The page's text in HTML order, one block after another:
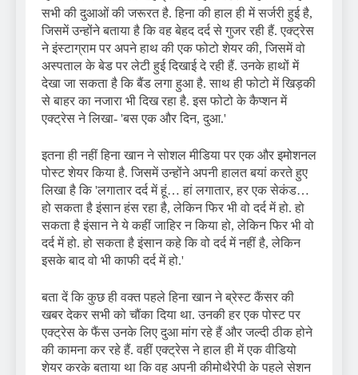
सभी की दुआओं की जरूरत है. हिना की हाल ही में सर्जरी हुई है,
जिसमें उन्होंने बताया है कि वह बेहद दर्द से गुजर रही हैं. एक्ट्रेस
ने इंस्टाग्राम पर अपने हाथ की एक फोटो शेयर की, जिसमें वो
अस्पताल के बेड पर लेटी हुई दिखाई दे रही हैं. उनके हाथों में
देखा जा सकता है कि बैंड लगा हुआ है. साथ ही फोटो में खिड़की
से बाहर का नजारा भी दिख रहा है. इस फोटो के कैप्शन में
एक्ट्रेस ने लिखा- 'बस एक और दिन, दुआ.'
इतना ही नहीं हिना खान ने सोशल मीडिया पर एक और इमोशनल
पोस्ट शेयर किया है. जिसमें उन्होंने अपनी हालत बयां करते हुए
लिखा है कि 'लगातार दर्द में हूं… हां लगातार, हर एक सेकंड…
हो सकता है इंसान हंस रहा है, लेकिन फिर भी वो दर्द में हो. हो
सकता है इंसान ने ये कहीं जाहिर न किया हो, लेकिन फिर भी वो
दर्द में हो. हो सकता है इंसान कहे कि वो दर्द में नहीं है, लेकिन
इसके बाद वो भी काफी दर्द में हो.'
बता दें कि कुछ ही वक्त पहले हिना खान ने ब्रेस्ट कैंसर की
खबर देकर सभी को चौंका दिया था. उनकी हर एक पोस्ट पर
एक्ट्रेस के फैंस उनके लिए दुआ मांग रहे हैं और जल्दी ठीक होने
की कामना कर रहे हैं. वहीं एक्ट्रेस ने हाल ही में एक वीडियो
शेयर करके बताया था कि वह अपनी कीमोथैरेपी के पहले सेशन